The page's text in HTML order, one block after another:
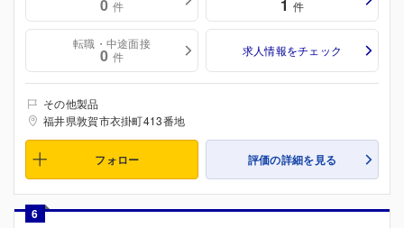
0 件 1 件
転職・中途面接
0 件 求人情報をチェック
その他製品
福井県敦賀市衣掛町413番地
フォロー 評価の詳細を見る
6